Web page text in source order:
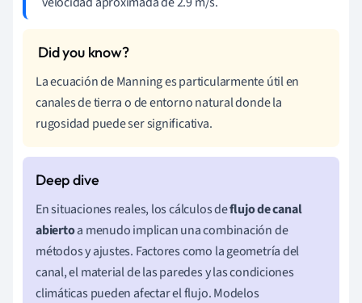
La ecuación de Manning es particularmente útil en
canales de tierra o de entorno natural donde la
rugosidad puede ser significativa.
En situaciones reales, los cálculos deflujo de canal
abiertoa menudo implican una combinación de
métodos y ajustes. Factores como la geometría del
canal, el material de las paredes y las condiciones
climáticas pueden afectar el flujo. Modelos